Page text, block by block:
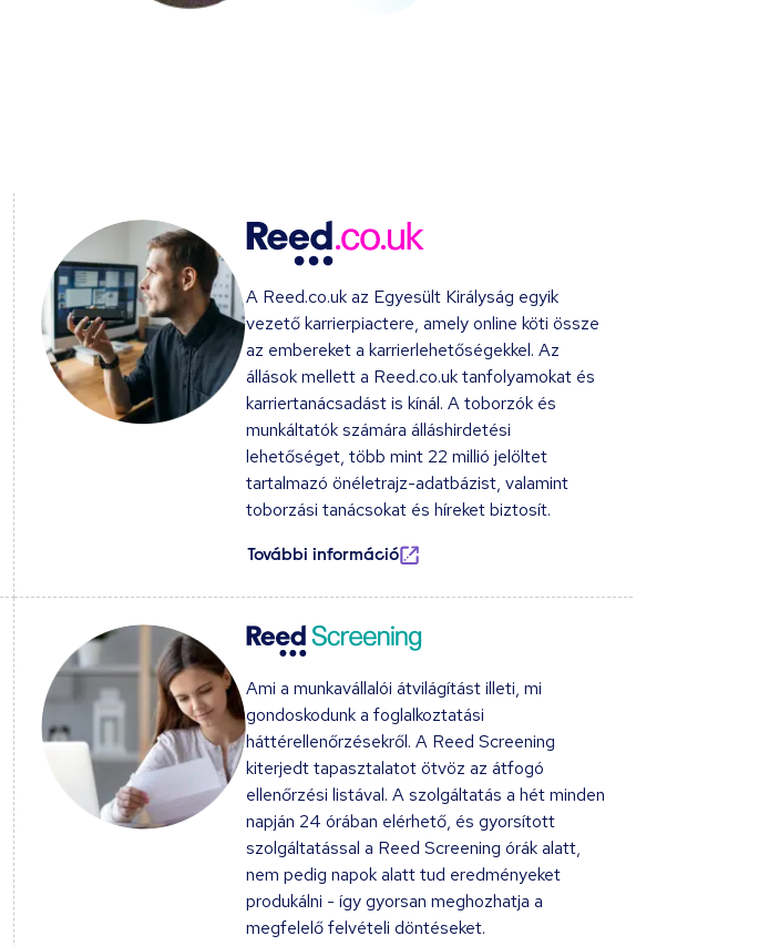
A Reed.co.uk az Egyesült Királyság egyik
vezető karrierpiactere, amely online köti össze
az embereket a karrierlehetőségekkel. Az
állások mellett a Reed.co.uk tanfolyamokat és
karriertanácsadást is kínál. A toborzók és
munkáltatók számára álláshirdetési
lehetőséget, több mint 22 millió jelöltet
tartalmazó önéletrajz-adatbázist, valamint
toborzási tanácsokat és híreket biztosít.
További információ
Ami a munkavállalói átvilágítást illeti, mi
gondoskodunk a foglalkoztatási
háttérellenőrzésekről. A Reed Screening
kiterjedt tapasztalatot ötvöz az átfogó
ellenőrzési listával. A szolgáltatás a hét minden
napján 24 órában elérhető, és gyorsított
szolgáltatással a Reed Screening órák alatt,
nem pedig napok alatt tud eredményeket
produkálni - így gyorsan meghozhatja a
megfelelő felvételi döntéseket.